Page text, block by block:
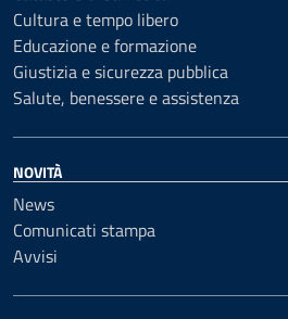
Cultura e tempo libero
Educazione e formazione
Giustizia e sicurezza pubblica
Salute, benessere e assistenza
NOVITÀ
News
Comunicati stampa
Avvisi